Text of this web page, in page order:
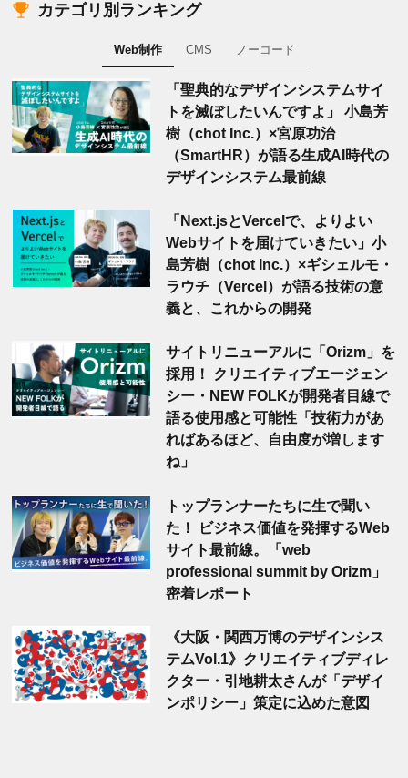
カテゴリ別ランキング
Web制作 CMS ノーコード
「聖典的なデザインシステムサイ
トを滅ぼしたいんですよ」 小島芳
樹（chot Inc.）×宮原功治
（SmartHR）が語る生成AI時代の
デザインシステム最前線
「Next.jsとVercelで、よりよい
Webサイトを届けていきたい」小
島芳樹（chot Inc.）×ギシェルモ・
ラウチ（Vercel）が語る技術の意
義と、これからの開発
サイトリニューアルに「Orizm」を
採用！ クリエイティブエージェン
シー・NEW FOLKが開発者目線で
語る使用感と可能性「技術力があ
ればあるほど、自由度が増します
ね」
トップランナーたちに生で聞い
た！ ビジネス価値を発揮するWeb
サイト最前線。「web
professional summit by Orizm」
密着レポート
《大阪・関西万博のデザインシス
テムVol.1》クリエイティブディレ
クター・引地耕太さんが「デザイ
ンポリシー」策定に込めた意図